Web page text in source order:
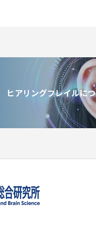
ヒアリングフレイルに